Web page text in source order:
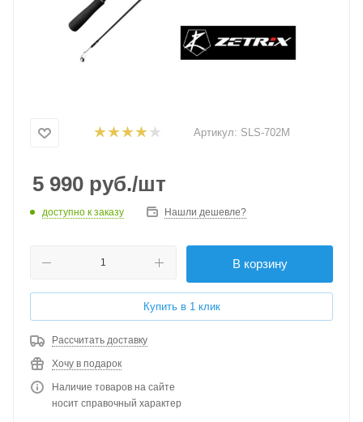
Артикул: SLS-702M
5 990 руб./шт
доступно к заказу Нашли дешевле?
В корзину
Купить в 1 клик
Рассчитать доставку
Хочу в подарок
Наличие товаров на сайте
носит справочный характер